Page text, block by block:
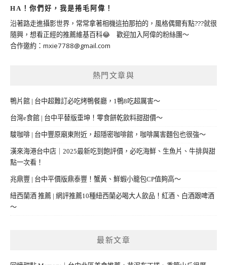
HA！你們好，我是捲毛阿偉！
沿著路走進攝影世界，常常拿著相機這拍那拍的，風格偶爾有點???就很
隨興，想看正經的推薦維基百科😂 歡迎加入阿偉的粉絲團～
合作邀約： mxie7788@gmail.com
熱門文章與
鴨片館 | 台中超難訂必吃烤鴨餐廳，1鴨8吃超厲害～
台灣e食館 | 台中平替版垂坤！零食餅乾飲料甜甜價～
駿咖啡 | 台中豐原廟東附近，超隱密咖啡館，咖啡厲害麵包也很強～
漢來海港台中店｜2025最新吃到飽評價，必吃海鮮、生魚片、牛排與甜
點一次看！
兆鼎豐 | 台中平價版鼎泰豐！蟹黃、鮮蝦小籠包CP值夠高～
紐西蘭酒 推薦 | 網評推薦10種紐西蘭必喝大人飲品！紅酒、白酒跟啤酒
～
最新文章